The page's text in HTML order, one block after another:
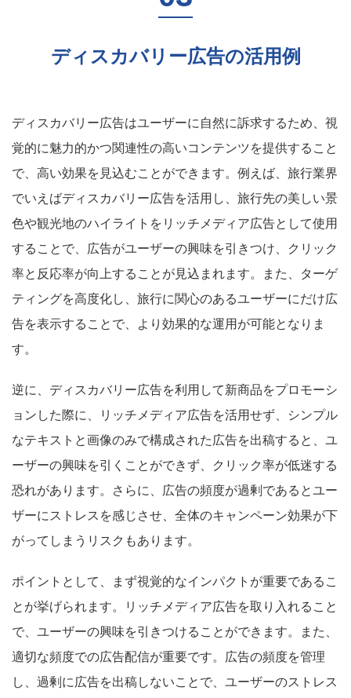
ディスカバリー広告の活用例
ディスカバリー広告はユーザーに自然に訴求するため、視
覚的に魅力的かつ関連性の高いコンテンツを提供すること
で、高い効果を見込むことができます。例えば、旅行業界
でいえばディスカバリー広告を活用し、旅行先の美しい景
色や観光地のハイライトをリッチメディア広告として使用
することで、広告がユーザーの興味を引きつけ、クリック
率と反応率が向上することが見込まれます。また、ターゲ
ティングを高度化し、旅行に関心のあるユーザーにだけ広
告を表示することで、より効果的な運用が可能となりま
す。
逆に、ディスカバリー広告を利用して新商品をプロモーシ
ョンした際に、リッチメディア広告を活用せず、シンプル
なテキストと画像のみで構成された広告を出稿すると、ユ
ーザーの興味を引くことができず、クリック率が低迷する
恐れがあります。さらに、広告の頻度が過剰であるとユー
ザーにストレスを感じさせ、全体のキャンペーン効果が下
がってしまうリスクもあります。
ポイントとして、まず視覚的なインパクトが重要であるこ
とが挙げられます。リッチメディア広告を取り入れること
で、ユーザーの興味を引きつけることができます。また、
適切な頻度での広告配信が重要です。広告の頻度を管理
し、過剰に広告を出稿しないことで、ユーザーのストレス